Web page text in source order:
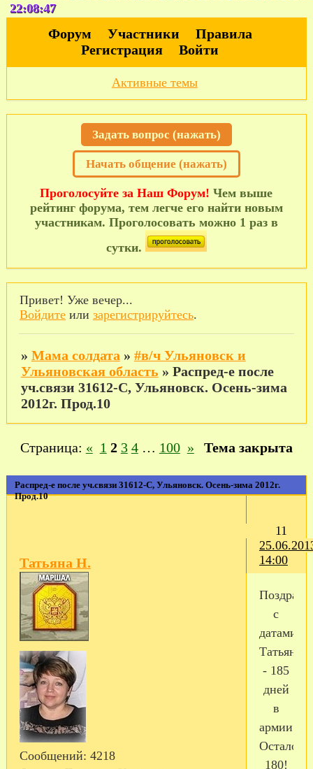
22:08:48
Форум Участники
Правила
Регистрация
Войти
Активные темы
Задать вопрос (нажать)
Начать общение (нажать)
Проголосуйте за Наш Форум! Чем выше
рейтинг форума, тем легче его найти новым
участникам. Проголосовать можно 1 раз в
сутки.
Привет! Уже вечер...
Войдитеили зарегистрируйтесь.
» Мама солдата » #в/ч Ульяновск и
Ульяновская область » Распред-е после
уч.связи 31612-С, Ульяновск. Осень-зима
2012г. Прод.10
Распред-е после уч.связи 31612-С, Ульяновск. Осень-зима 2012г.
Прод.10
Страница: « 1 2 3 4 … 100 » Тема закрыта
11
14:00
Татьяна Н.
Сообщений: 4218
с
датами!!!
- 185
дней
в
армии!!!
Осталось
180!